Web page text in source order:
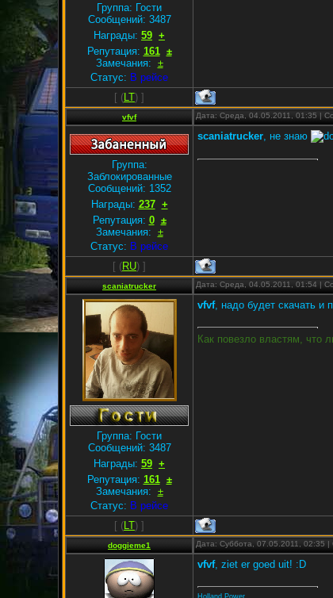
Группа: Гости
Сообщений: 3487
Награды: 59 +
Репутация: 161 ±
Замечания: ±
Статус: В рейсе
[ (LT) ]
vfvf Дата: Среда, 04.05.2011, 01:35 |
Группа:
Заблокированные
Сообщений: 1352
Награды: 237 +
Репутация: 0 ±
Замечания: ±
Статус: В рейсе
scaniatrucker , не знаю
[ (RU) ]
scaniatrucker Дата: Среда, 04.05.2011, 01:54 |
Группа: Гости
Сообщений: 3487
Награды: 59 +
Репутация: 161 ±
Замечания: ±
Статус: В рейсе
vfvf, надо будет скачать и
Как повезло властям, что
[ (LT) ]
doggieme1 Дата: Суббота, 07.05.2011, 02:35
vfvf, ziet er goed uit! :D